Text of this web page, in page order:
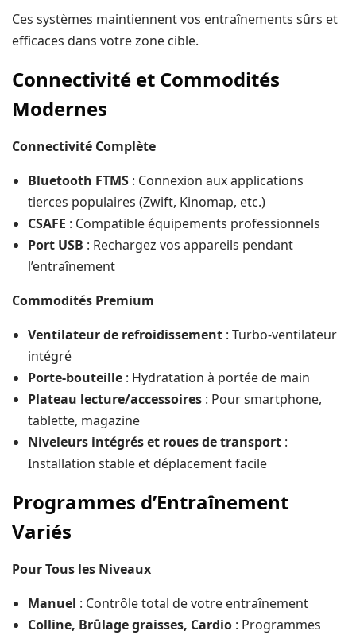
Ces systèmes maintiennent vos entraînements sûrs et
efficaces dans votre zone cible.
Connectivité et Commodités
Modernes
Connectivité Complète
Bluetooth FTMS : Connexion aux applications
tierces populaires (Zwift, Kinomap, etc.)
CSAFE : Compatible équipements professionnels
Port USB : Rechargez vos appareils pendant
l’entraînement
Commodités Premium
Ventilateur de refroidissement : Turbo-ventilateur
intégré
Porte-bouteille : Hydratation à portée de main
Plateau lecture/accessoires : Pour smartphone,
tablette, magazine
Niveleurs intégrés et roues de transport :
Installation stable et déplacement facile
Programmes d’Entraînement
Variés
Pour Tous les Niveaux
Manuel : Contrôle total de votre entraînement
Colline, Brûlage graisses, Cardio : Programmes